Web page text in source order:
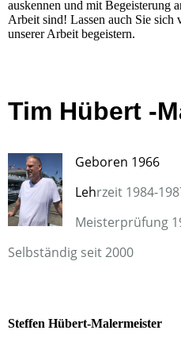
auskennen und mit Begeisterung
Arbeit sind! Lassen auch Sie sich
unserer Arbeit begeistern.
Tim Hübert -
Geboren 1966
Lehrzeit 1984-
Meisterprüfung
Selbständig seit 2000
Steffen Hübert-Malermeister